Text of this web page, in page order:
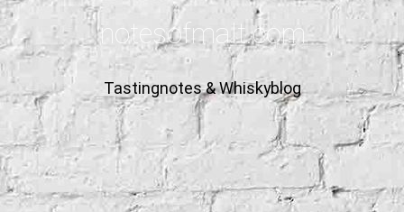
notesofmalt.com
Tastingnotes & Whiskyblog